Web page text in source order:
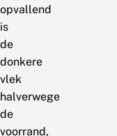
opvallend
is
de
donkere
vlek
halverwege
de
voorrand,